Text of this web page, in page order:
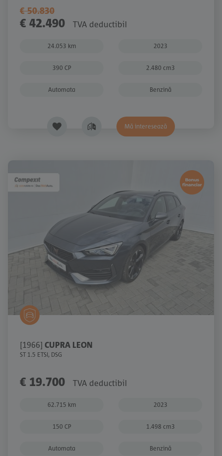
€ 50.830
€ 42.490 TVA deductibil
24.053 km 2023
390 CP 2.480 cm3
Automata Benzină
Mă interesează
[1966] CUPRA LEON
ST 1.5 ETSI, DSG
€ 19.700 TVA deductibil
62.715 km 2023
150 CP 1.498 cm3
Automata Benzină